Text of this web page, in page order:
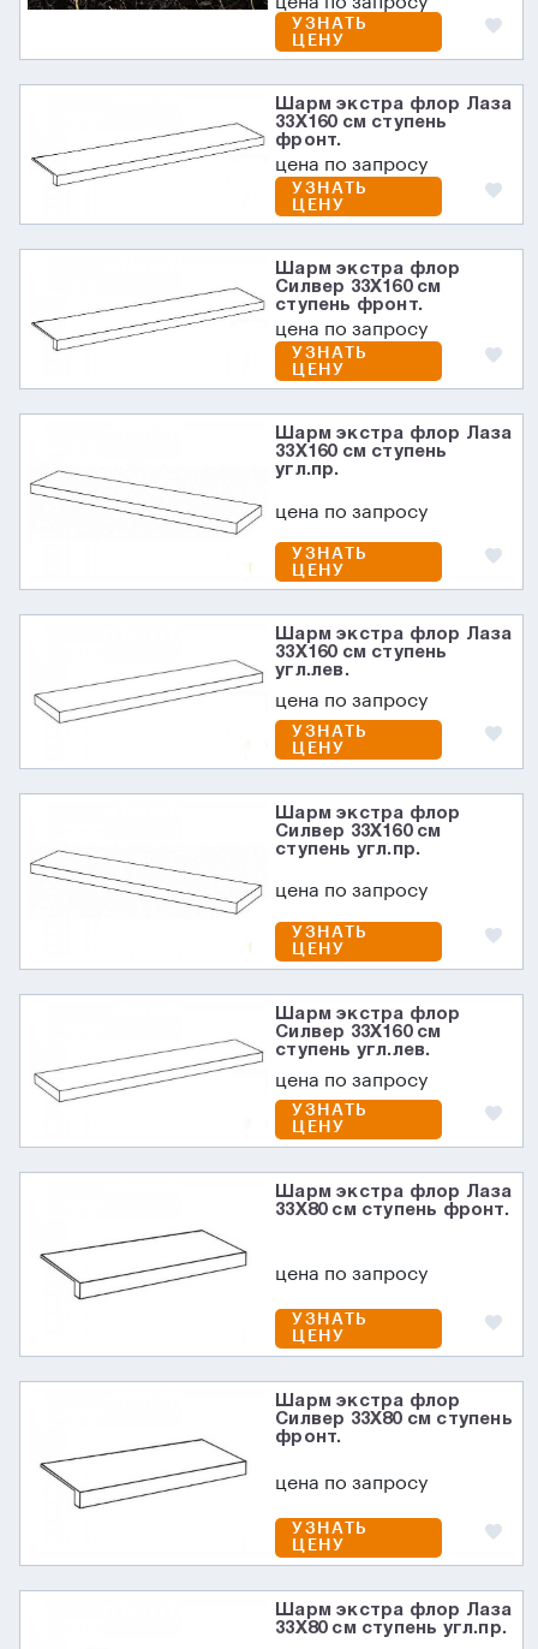
УЗНАТЬ
ЦЕНУ
Шарм экстра флор Лаза
33X160 см ступень
фронт.
цена по запросу
УЗНАТЬ
ЦЕНУ
Шарм экстра флор
Силвер 33X160 см
ступень фронт.
цена по запросу
УЗНАТЬ
ЦЕНУ
Шарм экстра флор Лаза
33X160 см ступень
угл.пр.
цена по запросу
УЗНАТЬ
ЦЕНУ
Шарм экстра флор Лаза
33X160 см ступень
угл.лев.
цена по запросу
УЗНАТЬ
ЦЕНУ
Шарм экстра флор
Силвер 33X160 см
ступень угл.пр.
цена по запросу
УЗНАТЬ
ЦЕНУ
Шарм экстра флор
Силвер 33X160 см
ступень угл.лев.
цена по запросу
УЗНАТЬ
ЦЕНУ
Шарм экстра флор Лаза
33X80 см ступень фронт.
цена по запросу
УЗНАТЬ
ЦЕНУ
Шарм экстра флор
Силвер 33X80 см ступень
фронт.
цена по запросу
УЗНАТЬ
ЦЕНУ
Шарм экстра флор Лаза
33X80 см ступень угл.пр.